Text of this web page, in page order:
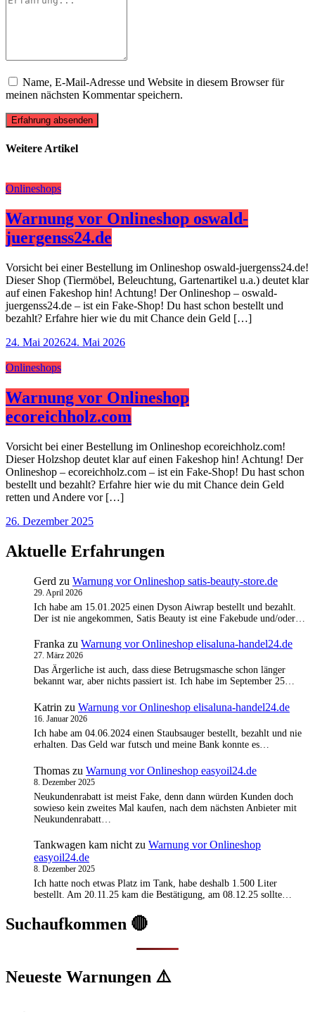
Name, E-Mail-Adresse und Website in diesem Browser für
meinen nächsten Kommentar speichern.
Erfahrung absenden
Weitere Artikel
Onlineshops
Warnung vor Onlineshop oswald-
juergenss24.de
Vorsicht bei einer Bestellung im Onlineshop oswald-juergenss24.de!
Dieser Shop (Tiermöbel, Beleuchtung, Gartenartikel u.a.) deutet klar
auf einen Fakeshop hin! Achtung! Der Onlineshop – oswald-
juergenss24.de – ist ein Fake-Shop! Du hast schon bestellt und
bezahlt? Erfahre hier wie du mit Chance dein Geld […]
24. Mai 202624. Mai 2026
Onlineshops
Warnung vor Onlineshop
ecoreichholz.com
Vorsicht bei einer Bestellung im Onlineshop ecoreichholz.com!
Dieser Holzshop deutet klar auf einen Fakeshop hin! Achtung! Der
Onlineshop – ecoreichholz.com – ist ein Fake-Shop! Du hast schon
bestellt und bezahlt? Erfahre hier wie du mit Chance dein Geld
retten und Andere vor […]
26. Dezember 2025
Aktuelle Erfahrungen
Gerd zu Warnung vor Onlineshop satis-beauty-store.de
29. April 2026
Ich habe am 15.01.2025 einen Dyson Aiwrap bestellt und bezahlt.
Der ist nie angekommen, Satis Beauty ist eine Fakebude und/oder…
Franka zu Warnung vor Onlineshop elisaluna-handel24.de
27. März 2026
Das Ärgerliche ist auch, dass diese Betrugsmasche schon länger
bekannt war, aber nichts passiert ist. Ich habe im September 25…
Katrin zu Warnung vor Onlineshop elisaluna-handel24.de
16. Januar 2026
Ich habe am 04.06.2024 einen Staubsauger bestellt, bezahlt und nie
erhalten. Das Geld war futsch und meine Bank konnte es…
Thomas zu Warnung vor Onlineshop easyoil24.de
8. Dezember 2025
Neukundenrabatt ist meist Fake, denn dann würden Kunden doch
sowieso kein zweites Mal kaufen, nach dem nächsten Anbieter mit
Neukundenrabatt…
Tankwagen kam nicht zu Warnung vor Onlineshop
easyoil24.de
8. Dezember 2025
Ich hatte noch etwas Platz im Tank, habe deshalb 1.500 Liter
bestellt. Am 20.11.25 kam die Bestätigung, am 08.12.25 sollte…
Suchaufkommen 🔴
Neueste Warnungen ⚠️